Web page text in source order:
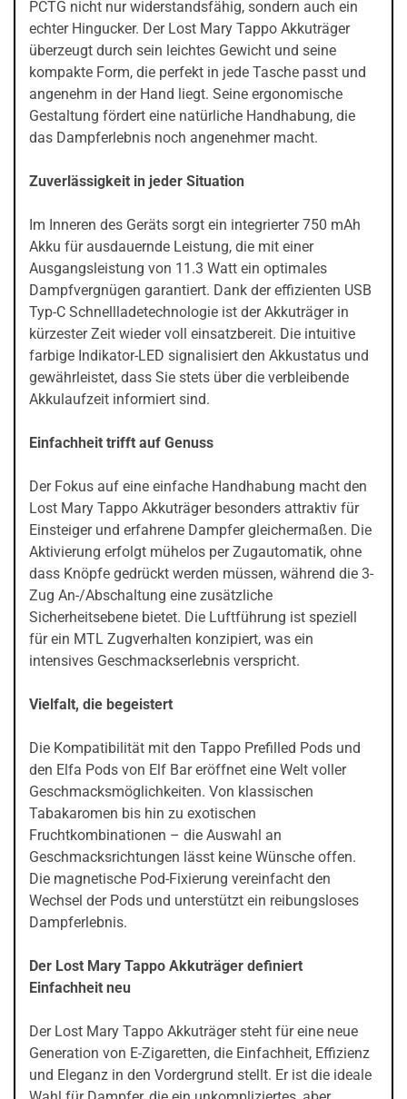
PCTG nicht nur widerstandsfähig, sondern auch ein
echter Hingucker. Der Lost Mary Tappo Akkuträger
überzeugt durch sein leichtes Gewicht und seine
kompakte Form, die perfekt in jede Tasche passt und
angenehm in der Hand liegt. Seine ergonomische
Gestaltung fördert eine natürliche Handhabung, die
das Dampferlebnis noch angenehmer macht.
Zuverlässigkeit in jeder Situation
Im Inneren des Geräts sorgt ein integrierter 750 mAh
Akku für ausdauernde Leistung, die mit einer
Ausgangsleistung von 11.3 Watt ein optimales
Dampfvergnügen garantiert. Dank der effizienten USB
Typ-C Schnellladetechnologie ist der Akkuträger in
kürzester Zeit wieder voll einsatzbereit. Die intuitive
farbige Indikator-LED signalisiert den Akkustatus und
gewährleistet, dass Sie stets über die verbleibende
Akkulaufzeit informiert sind.
Einfachheit trifft auf Genuss
Der Fokus auf eine einfache Handhabung macht den
Lost Mary Tappo Akkuträger besonders attraktiv für
Einsteiger und erfahrene Dampfer gleichermaßen. Die
Aktivierung erfolgt mühelos per Zugautomatik, ohne
dass Knöpfe gedrückt werden müssen, während die 3-
Zug An-/Abschaltung eine zusätzliche
Sicherheitsebene bietet. Die Luftführung ist speziell
für ein MTL Zugverhalten konzipiert, was ein
intensives Geschmackserlebnis verspricht.
Vielfalt, die begeistert
Die Kompatibilität mit den Tappo Prefilled Pods und
den Elfa Pods von Elf Bar eröffnet eine Welt voller
Geschmacksmöglichkeiten. Von klassischen
Tabakaromen bis hin zu exotischen
Fruchtkombinationen – die Auswahl an
Geschmacksrichtungen lässt keine Wünsche offen.
Die magnetische Pod-Fixierung vereinfacht den
Wechsel der Pods und unterstützt ein reibungsloses
Dampferlebnis.
Der Lost Mary Tappo Akkuträger definiert
Einfachheit neu
Der Lost Mary Tappo Akkuträger steht für eine neue
Generation von E-Zigaretten, die Einfachheit, Effizienz
und Eleganz in den Vordergrund stellt. Er ist die ideale